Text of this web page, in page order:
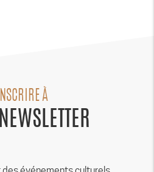
À